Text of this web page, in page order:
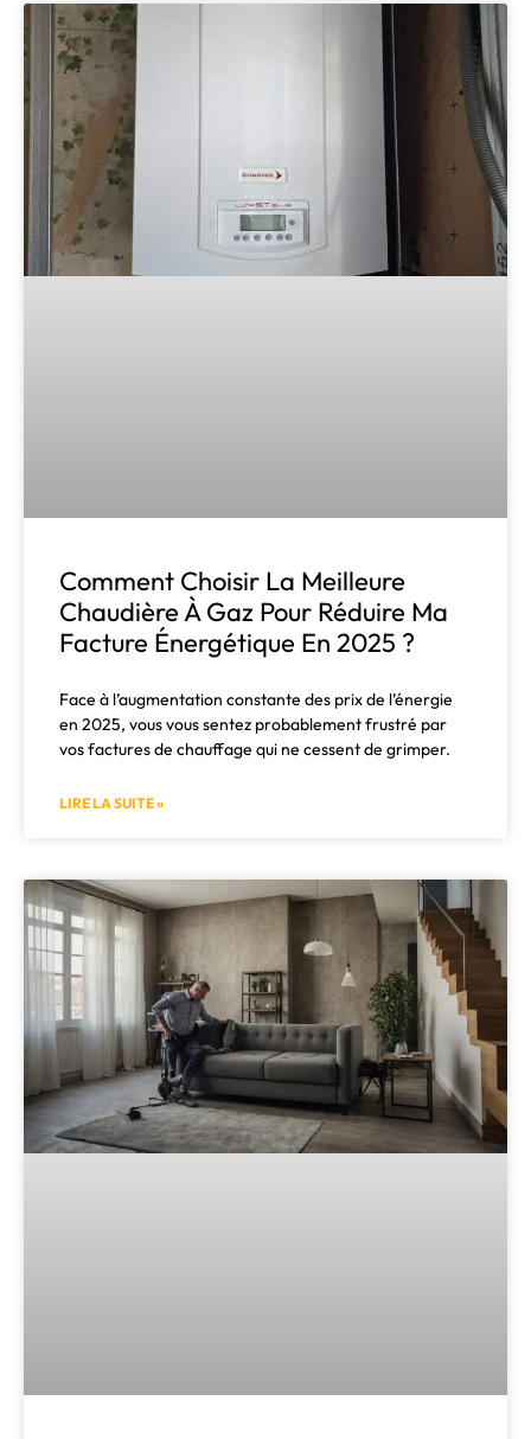
Comment Choisir La Meilleure
Chaudière À Gaz Pour Réduire Ma
Facture Énergétique En 2025 ?
Face à l’augmentation constante des prix de l’énergie
en 2025, vous vous sentez probablement frustré par
vos factures de chauffage qui ne cessent de grimper.
LIRE LA SUITE »